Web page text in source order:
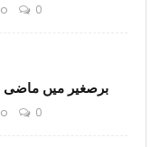
0
برصغیر میں ماضی
0